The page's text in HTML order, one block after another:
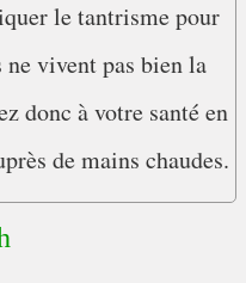
le tantrisme pour
ne vivent pas bien la
donc à votre santé en
de mains chaudes.